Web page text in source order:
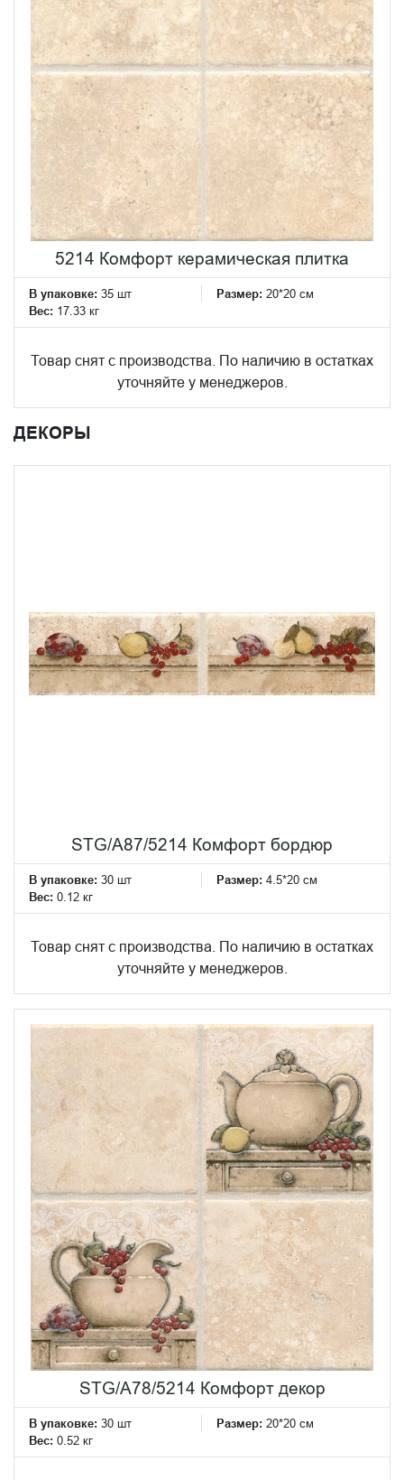
5214 Комфорт керамическая плитка
В упаковке: 35 шт Размер: 20*20 см
Вес: 17.33 кг
Товар снят с производства. По наличию в остатках
уточняйте у менеджеров.
ДЕКОРЫ
STG/A87/5214 Комфорт бордюр
В упаковке: 30 шт Размер: 4.5*20 см
Вес: 0.12 кг
Товар снят с производства. По наличию в остатках
уточняйте у менеджеров.
STG/A78/5214 Комфорт декор
В упаковке: 30 шт Размер: 20*20 см
Вес: 0.52 кг